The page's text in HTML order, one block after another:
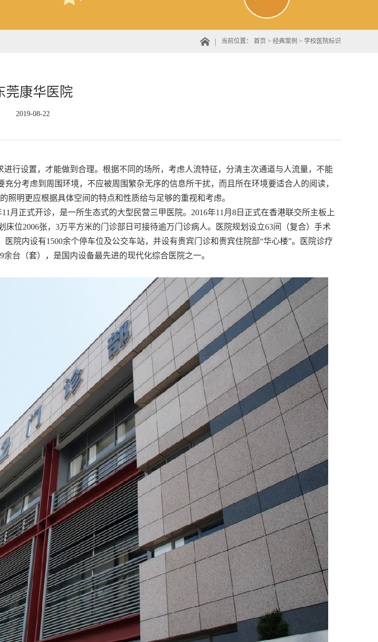
当前位置： 首页 > 经典案例 > 学校医院标识
莞康华医院
2019-08-22
行设置，才能做到合理。根据不同的场所，考虑人流特征，分清主次通道与人流量，不能
分考虑到周围环境，不应被周围繁杂无序的信息所干扰，而且所在环境要适合人的阅读，
照明更应根据具体空间的特点和性质给与足够的重视和考虑。
月正式开诊，是一所生态式的大型民营三甲医院。2016年11月8日正式在香港联交所主板上
位2006张，3万平方米的门诊部日可接待逾万门诊病人。医院规划设立63间（复合）手术
院内设有1500余个停车位及公交车站，并设有贵宾门诊和贵宾住院部“华心楼”。医院诊疗
台（套），是国内设备最先进的现代化综合医院之一。